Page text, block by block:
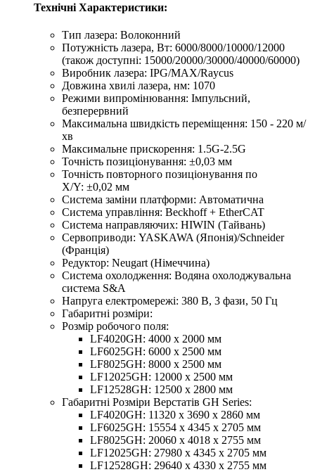
Технічні Характеристики:
Тип лазера: Волоконний
Потужність лазера, Вт: 6000/8000/10000/12000
(також доступні: 15000/20000/30000/40000/60000)
Виробник лазера: IPG/MAX/Raycus
Довжина хвилі лазера, нм: 1070
Режими випромінювання: Імпульсний,
безперервний
Максимальна швидкість переміщення: 150 - 220 м/
хв
Максимальне прискорення: 1.5G-2.5G
Точність позиціонування: ±0,03 мм
Точність повторного позиціонування по
X/Y: ±0,02 мм
Система заміни платформи: Автоматична
Система управління: Beckhoff + EtherCAT
Система направляючих: HIWIN (Тайвань)
Сервоприводи: YASKAWA (Японія)/Schneider
(Франція)
Редуктор: Neugart (Німеччина)
Система охолодження: Водяна охолоджувальна
система S&A
Напруга електромережі: 380 В, 3 фази, 50 Гц
Габаритні розміри:
Розмір робочого поля:
LF4020GH: 4000 x 2000 мм
LF6025GH: 6000 x 2500 мм
LF8025GH: 8000 х 2500 мм
LF12025GH: 12000 x 2500 мм
LF12528GH: 12500 х 2800 мм
Габаритні Розміри Верстатів GH Series:
LF4020GH: 11320 x 3690 x 2860 мм
LF6025GH: 15554 x 4345 x 2705 мм
LF8025GH: 20060 х 4018 х 2755 мм
LF12025GH: 27980 x 4345 x 2705 мм
LF12528GH: 29640 х 4330 х 2755 мм